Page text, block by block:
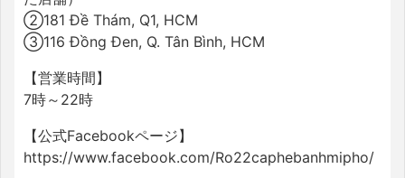
②181 Đề Thám, Q1, HCM
③116 Đồng Đen, Q. Tân Bình, HCM
【営業時間】
7時～22時
【公式Facebookページ】
https://www.facebook.com/Ro22caphebanhmipho/